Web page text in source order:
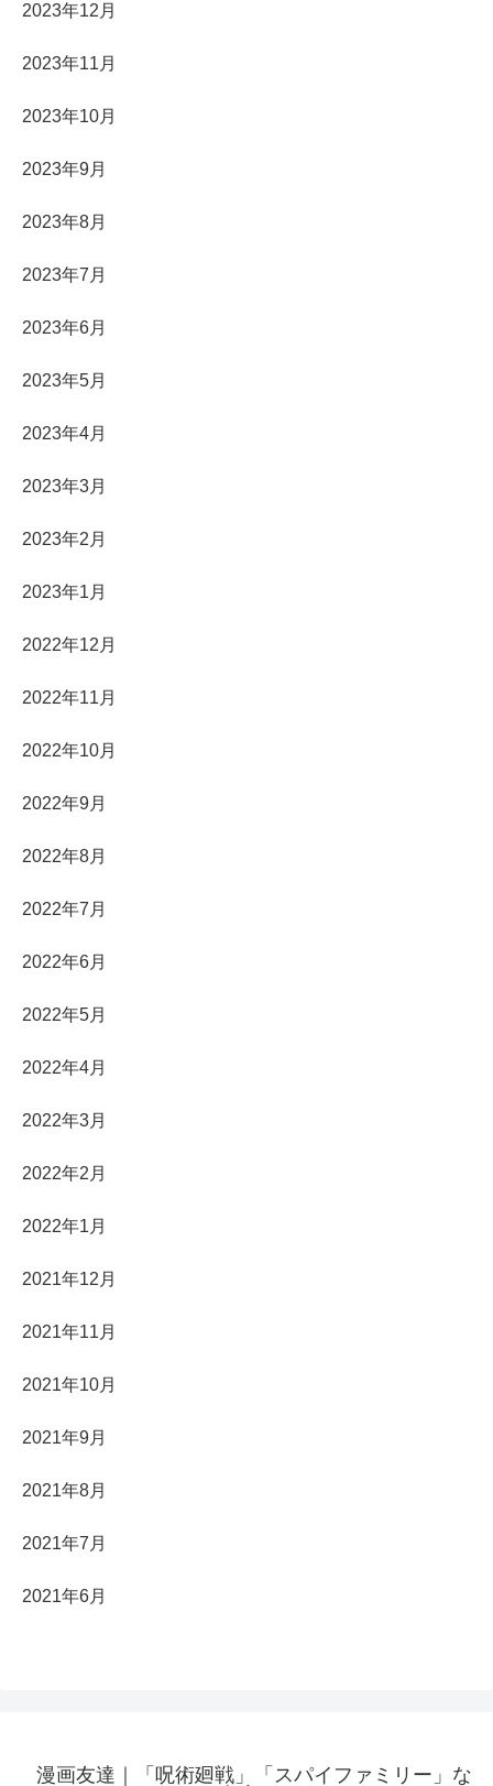
2023年12月
2023年11月
2023年10月
2023年9月
2023年8月
2023年7月
2023年6月
2023年5月
2023年4月
2023年3月
2023年2月
2023年1月
2022年12月
2022年11月
2022年10月
2022年9月
2022年8月
2022年7月
2022年6月
2022年5月
2022年4月
2022年3月
2022年2月
2022年1月
2021年12月
2021年11月
2021年10月
2021年9月
2021年8月
2021年7月
2021年6月
漫画友達｜「呪術廻戦」「スパイファミリー」な